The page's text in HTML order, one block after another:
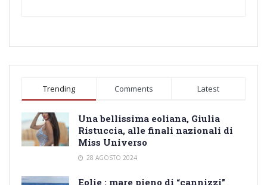
Trending Comments Latest
Una bellissima eoliana, Giulia
Ristuccia, alle finali nazionali di
Miss Universo
28 AGOSTO 2024
Eolie : mare pieno di “cannizzi”